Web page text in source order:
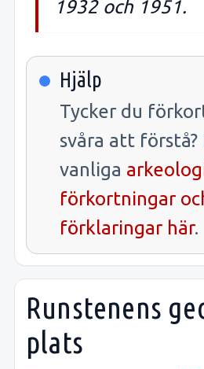
1932 och 1951.
Hjälp
Tycker du
svåra att
vanliga
förkortningar
förklaringar här.
Runstenens
plats